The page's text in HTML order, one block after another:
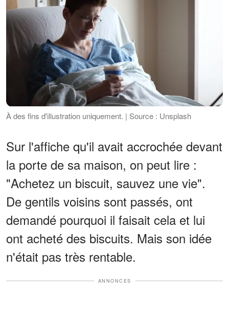
À des fins d'illustration uniquement. | Source : Unsplash
Sur l'affiche qu'il avait accrochée devant
la porte de sa maison, on peut lire :
"Achetez un biscuit, sauvez une vie".
De gentils voisins sont passés, ont
demandé pourquoi il faisait cela et lui
ont acheté des biscuits. Mais son idée
n'était pas très rentable.
ANNONCES